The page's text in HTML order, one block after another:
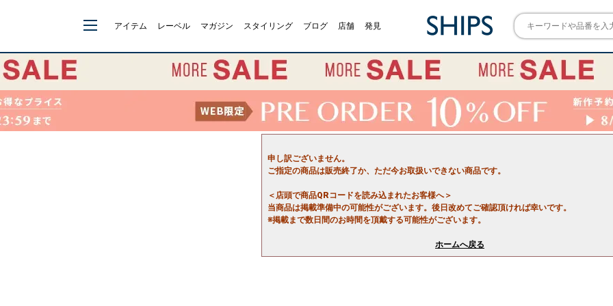
アイテム レーベル マガジン スタイリング ブログ 店舗 発見
申し訳ございません。
ご指定の商品は販売終了か、ただ今お取扱いできない商品です。
＜店頭で商品QRコードを読み込まれたお客様へ＞
当商品は掲載準備中の可能性がございます。後日改めてご確認頂ければ幸いです。
※掲載まで数日間のお時間を頂戴する可能性がございます。
ホームへ戻る